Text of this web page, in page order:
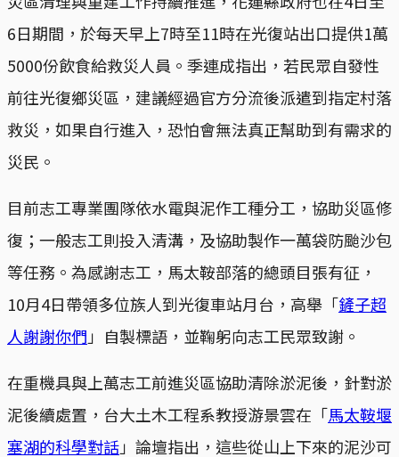
6日期間，於每天早上7時至11時在光復站出口提供1萬
5000份飲食給救災人員。季連成指出，若民眾自發性
前往光復鄉災區，建議經過官方分流後派遣到指定村落
救災，如果自行進入，恐怕會無法真正幫助到有需求的
災民。
目前志工專業團隊依水電與泥作工種分工，協助災區修
復；一般志工則投入清溝，及協助製作一萬袋防颱沙包
等任務。為感謝志工，馬太鞍部落的總頭目張有征，
10月4日帶領多位族人到光復車站月台，高舉「鏟子超
人謝謝你們 」自製標語，並鞠躬向志工民眾致謝。
在重機具與上萬志工前進災區協助清除淤泥後，針對淤
泥後續處置，台大土木工程系教授游景雲在「馬太鞍堰
塞湖的科學對話」論壇指出，這些從山上下來的泥沙可